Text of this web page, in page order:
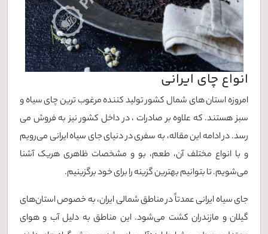
انواع چای ایرانی
امروزه استان های شمال کشور تولید کننده مرغوب ترین چای سیاه و
سبز هستند. که علاوه بر صادرات ، در داخل کشور نیز به فروش می
رسد. در ادامه این مقاله، به سفری در دنیای جای سیاه ایرانی می‌رویم
و با انواع مختلف آن، طعم، بو و مشخصات ظاهری هریک آشنا
می‌شویم. تا بتوانیم بهترین گزینه را برای خود برگزینیم.
جای سیاه ایرانی عمدتاً در مناطق شمالی ایران، به خصوص استان‌های
گیلان و مازندران کشت می‌شود. این مناطق به دلیل آب و هوای